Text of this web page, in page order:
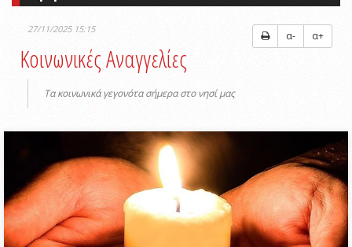
27/11/2025 15:15
α- α+
Κοινωνικές Αναγγελίες
Τα κοινωνικά γεγονότα σήμερα στο νησί μας